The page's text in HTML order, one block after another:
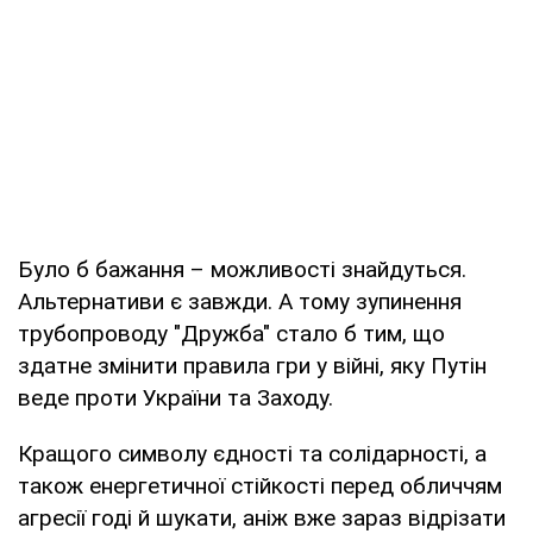
Було б бажання – можливості знайдуться.
Альтернативи є завжди. А тому зупинення
трубопроводу "Дружба" стало б тим, що
здатне змінити правила гри у війні, яку Путін
веде проти України та Заходу.
Кращого символу єдності та солідарності, а
також енергетичної стійкості перед обличчям
агресії годі й шукати, аніж вже зараз відрізати